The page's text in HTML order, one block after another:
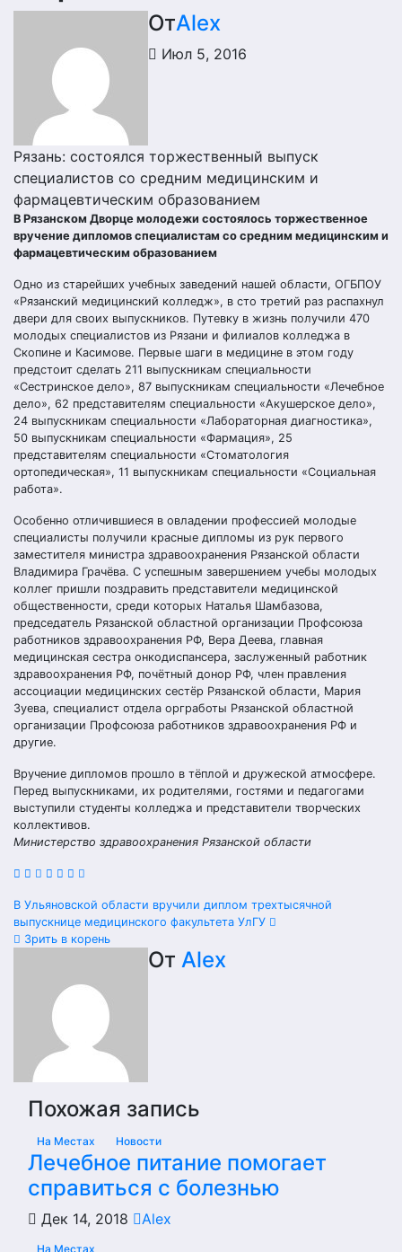
ОтAlex
Июл 5, 2016
Рязань: состоялся торжественный выпуск
специалистов со средним медицинским и
фармацевтическим образованием
В Рязанском Дворце молодежи состоялось торжественное
вручение дипломов специалистам со средним медицинским и
фармацевтическим образованием
Одно из старейших учебных заведений нашей области, ОГБПОУ
«Рязанский медицинский колледж», в сто третий раз распахнул
двери для своих выпускников. Путевку в жизнь получили 470
молодых специалистов из Рязани и филиалов колледжа в
Скопине и Касимове. Первые шаги в медицине в этом году
предстоит сделать 211 выпускникам специальности
«Сестринское дело», 87 выпускникам специальности «Лечебное
дело», 62 представителям специальности «Акушерское дело»,
24 выпускникам специальности «Лабораторная диагностика»,
50 выпускникам специальности «Фармация», 25
представителям специальности «Стоматология
ортопедическая», 11 выпускникам специальности «Социальная
работа».
Особенно отличившиеся в овладении профессией молодые
специалисты получили красные дипломы из рук первого
заместителя министра здравоохранения Рязанской области
Владимира Грачёва. С успешным завершением учебы молодых
коллег пришли поздравить представители медицинской
общественности, среди которых Наталья Шамбазова,
председатель Рязанской областной организации Профсоюза
работников здравоохранения РФ, Вера Деева, главная
медицинская сестра онкодиспансера, заслуженный работник
здравоохранения РФ, почётный донор РФ, член правления
ассоциации медицинских сестёр Рязанской области, Мария
Зуева, специалист отдела оргработы Рязанской областной
организации Профсоюза работников здравоохранения РФ и
другие.
Вручение дипломов прошло в тёплой и дружеской атмосфере.
Перед выпускниками, их родителями, гостями и педагогами
выступили студенты колледжа и представители творческих
коллективов.
Министерство здравоохранения Рязанской области
Навигация
по
записям
В Ульяновской области вручили диплом трехтысячной
выпускнице медицинского факультета УлГУ
Зрить в корень
От Alex
Похожая запись
На Местах Новости
Лечебное питание помогает
справиться с болезнью
Дек 14, 2018 Alex
На Местах